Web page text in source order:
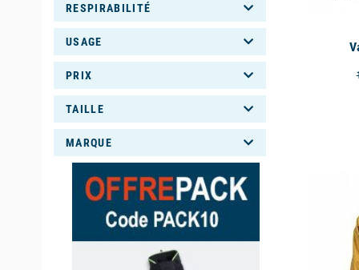
RESPIRABILITÉ
USAGE
PRIX
TAILLE
MARQUE
Sur
dans les
prendre